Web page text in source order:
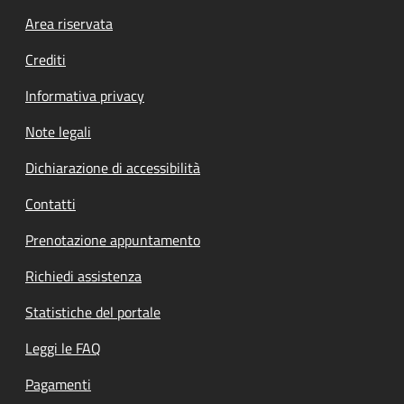
Footer menu
Area riservata
Crediti
Informativa privacy
Note legali
Dichiarazione di accessibilità
Contatti
Prenotazione appuntamento
Richiedi assistenza
Statistiche del portale
Leggi le FAQ
Pagamenti